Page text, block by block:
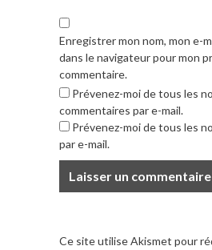
Enregistrer mon nom, mon e-
dans le navigateur pour mon
commentaire.
Prévenez-moi de tous les
commentaires par e-mail.
Prévenez-moi de tous les
par e-mail.
Ce site utilise Akismet pour